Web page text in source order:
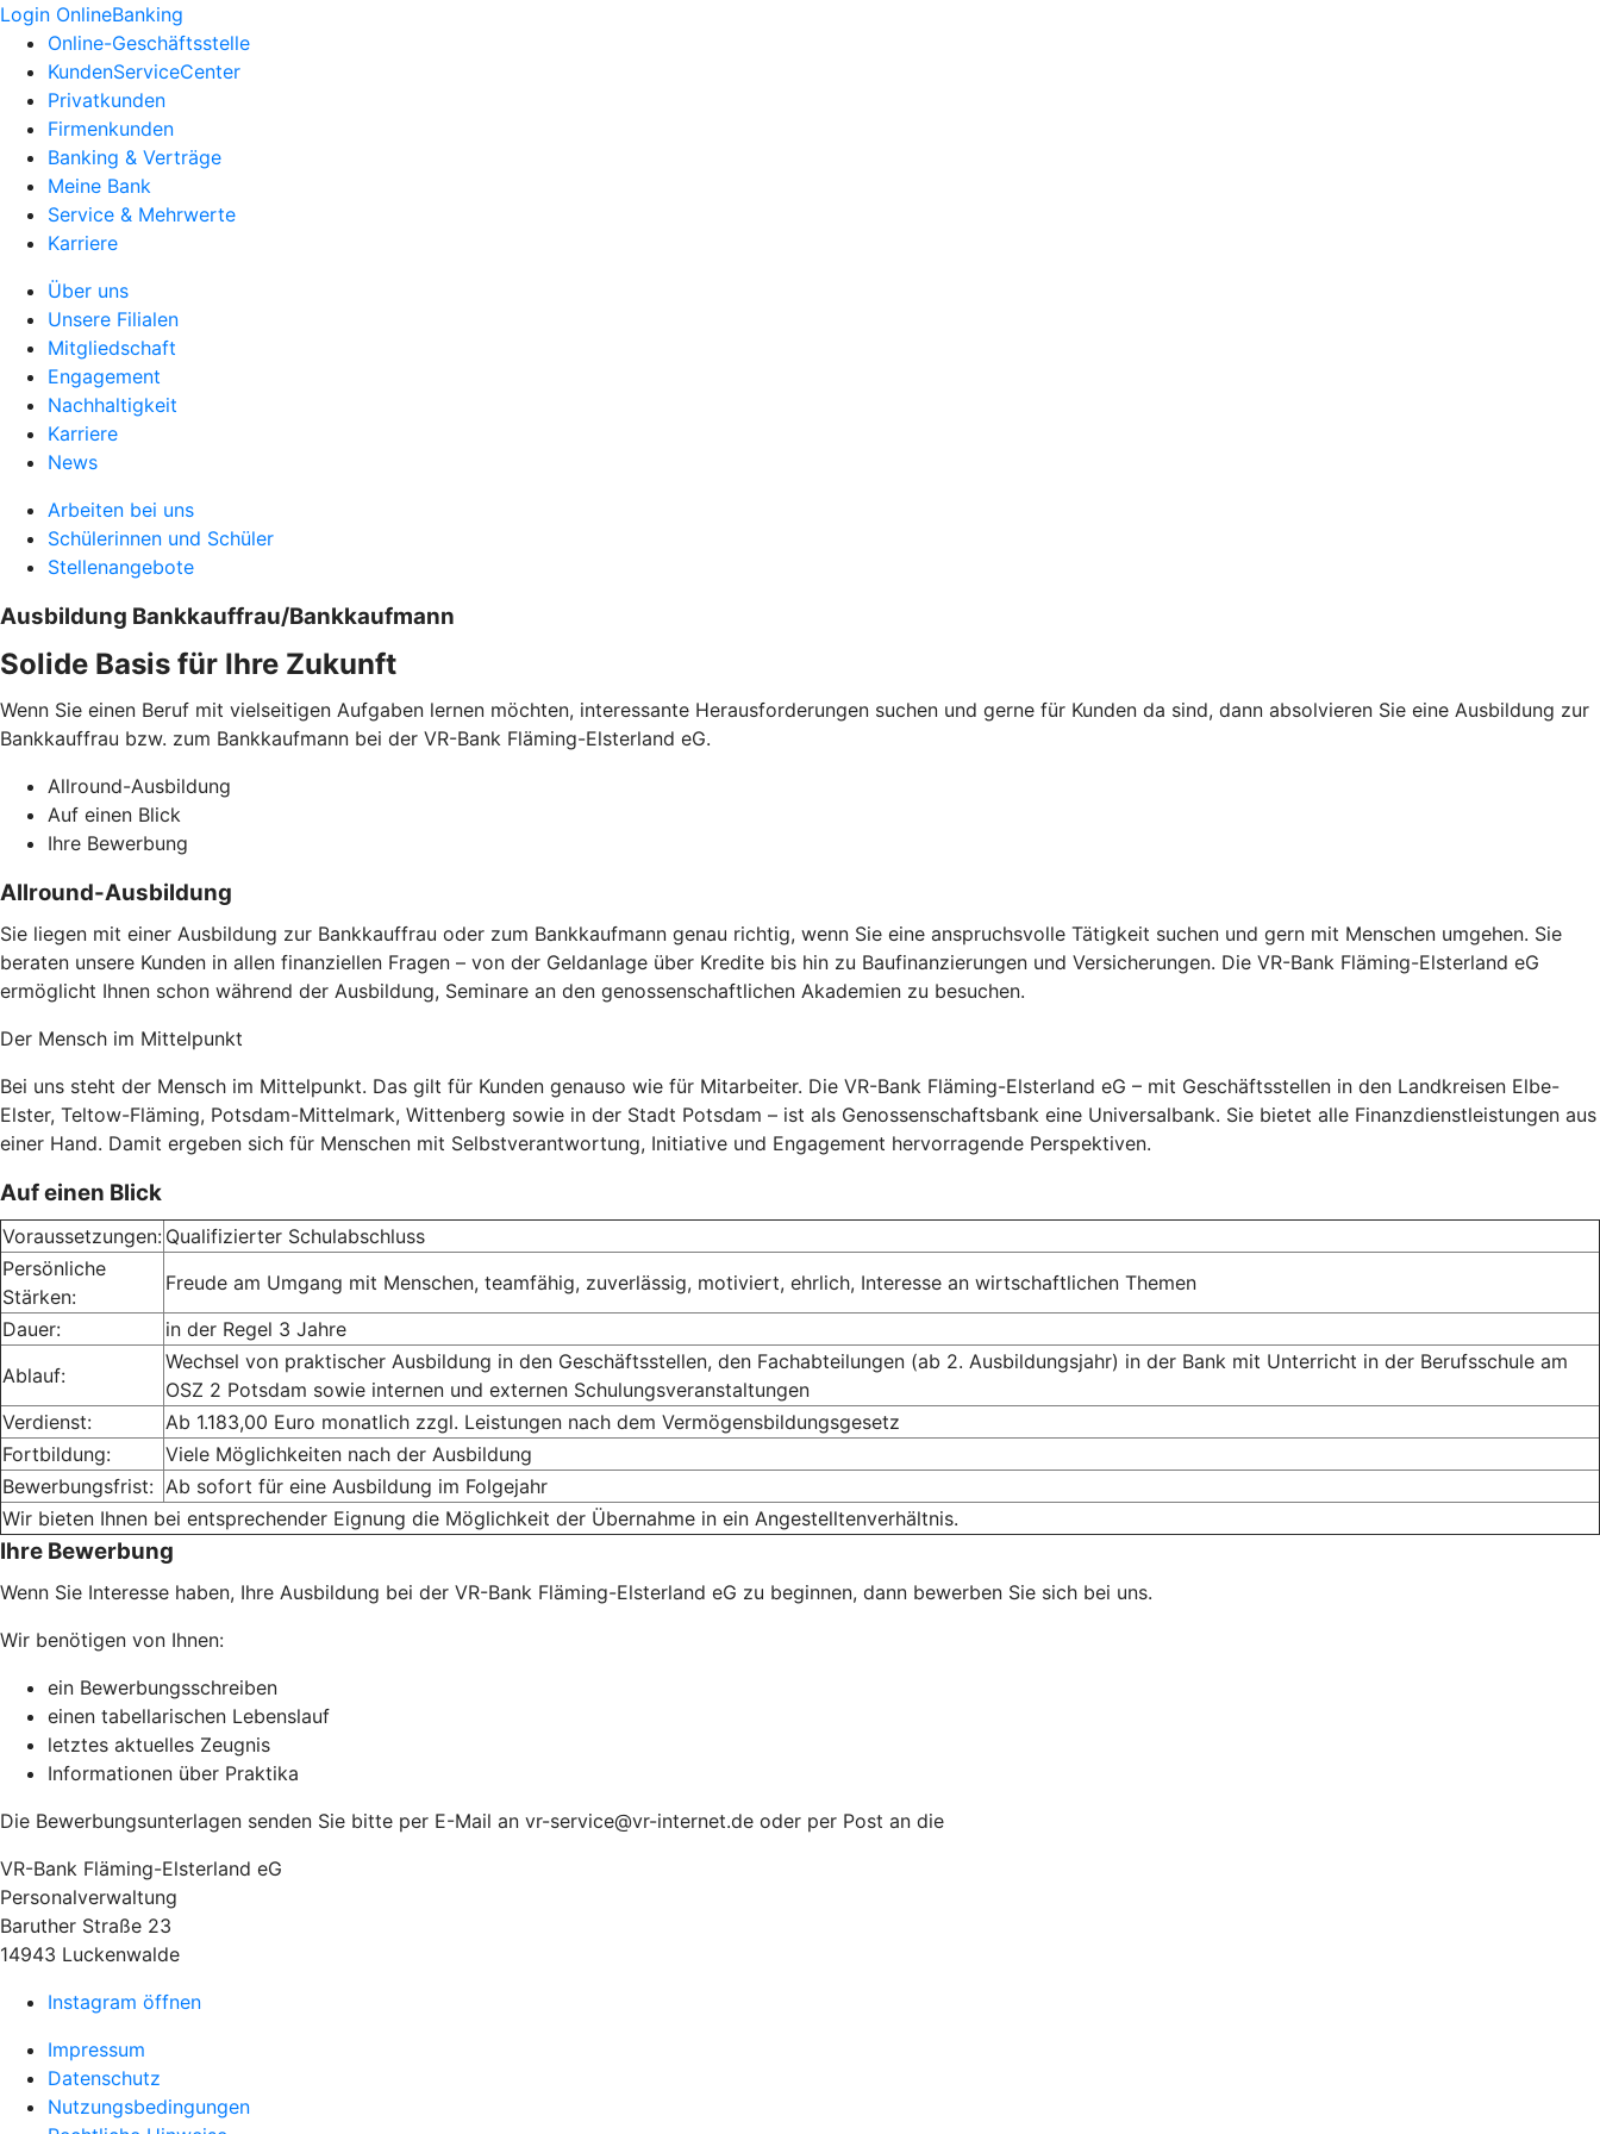
Login OnlineBanking
Online-Geschäftsstelle
KundenServiceCenter
Privatkunden
Firmenkunden
Banking & Verträge
Meine Bank
Service & Mehrwerte
Karriere
Über uns
Unsere Filialen
Mitgliedschaft
Engagement
Nachhaltigkeit
Karriere
News
Arbeiten bei uns
Schülerinnen und Schüler
Stellenangebote
Ausbildung Bankkauffrau/Bankkaufmann
Solide Basis für Ihre Zukunft
Wenn Sie einen Beruf mit vielseitigen Aufgaben lernen möchten, interessante Herausforderungen suchen und gerne für Kunden da sind, dann absolvieren Sie eine Ausbildung zur
Bankkauffrau bzw. zum Bankkaufmann bei der VR-Bank Fläming-Elsterland eG.
Allround-Ausbildung
Auf einen Blick
Ihre Bewerbung
Allround-Ausbildung
Sie liegen mit einer Ausbildung zur Bankkauffrau oder zum Bankkaufmann genau richtig, wenn Sie eine anspruchsvolle Tätigkeit suchen und gern mit Menschen umgehen. Sie
beraten unsere Kunden in allen finanziellen Fragen – von der Geldanlage über Kredite bis hin zu Baufinanzierungen und Versicherungen. Die VR-Bank Fläming-Elsterland eG
ermöglicht Ihnen schon während der Ausbildung, Seminare an den genossenschaftlichen Akademien zu besuchen.
Der Mensch im Mittelpunkt
Bei uns steht der Mensch im Mittelpunkt. Das gilt für Kunden genauso wie für Mitarbeiter. Die VR-Bank Fläming-Elsterland eG – mit Geschäftsstellen in den Landkreisen Elbe-
Elster, Teltow-Fläming, Potsdam-Mittelmark, Wittenberg sowie in der Stadt Potsdam – ist als Genossenschaftsbank eine Universalbank. Sie bietet alle Finanzdienstleistungen aus
einer Hand. Damit ergeben sich für Menschen mit Selbstverantwortung, Initiative und Engagement hervorragende Perspektiven.
Auf einen Blick
Voraussetzungen: Qualifizierter Schulabschluss
Persönliche
Stärken:
Freude am Umgang mit Menschen, teamfähig, zuverlässig, motiviert, ehrlich, Interesse an wirtschaftlichen Themen
Dauer:
in der Regel 3 Jahre
Ablauf:
Wechsel von praktischer Ausbildung in den Geschäftsstellen, den Fachabteilungen (ab 2. Ausbildungsjahr) in der Bank mit Unterricht in der Berufsschule am
OSZ 2 Potsdam sowie internen und externen Schulungsveranstaltungen
Verdienst:
Ab 1.183,00 Euro monatlich zzgl. Leistungen nach dem Vermögensbildungsgesetz
Fortbildung:
Viele Möglichkeiten nach der Ausbildung
Bewerbungsfrist: Ab sofort für eine Ausbildung im Folgejahr
Wir bieten Ihnen bei entsprechender Eignung die Möglichkeit der Übernahme in ein Angestelltenverhältnis.
Ihre Bewerbung
Wenn Sie Interesse haben, Ihre Ausbildung bei der VR-Bank Fläming-Elsterland eG zu beginnen, dann bewerben Sie sich bei uns.
Wir benötigen von Ihnen:
ein Bewerbungsschreiben
einen tabellarischen Lebenslauf
letztes aktuelles Zeugnis
Informationen über Praktika
Die Bewerbungsunterlagen senden Sie bitte per E-Mail an vr-service@vr-internet.de oder per Post an die
VR-Bank Fläming-Elsterland eG
Personalverwaltung
Baruther Straße 23
14943 Luckenwalde
Instagram öffnen
Impressum
Datenschutz
Nutzungsbedingungen